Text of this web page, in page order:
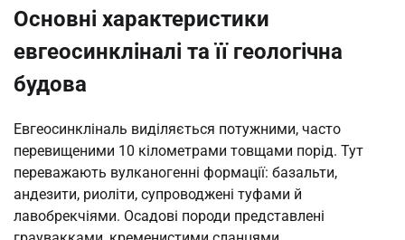
Основні характеристики
евгеосинкліналі та її геологічна
будова
Евгеосинкліналь виділяється потужними, часто
перевищеними 10 кілометрами товщами порід. Тут
переважають вулканогенні формації: базальти,
андезити, риоліти, супроводжені туфами й
лавобрекчіями. Осадові породи представлені